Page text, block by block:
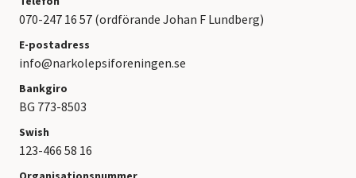
070-247 16 57 (ordförande Johan F Lundberg)
E-postadress
info@narkolepsiforeningen.se
Bankgiro
BG 773-8503
Swish
123-466 58 16